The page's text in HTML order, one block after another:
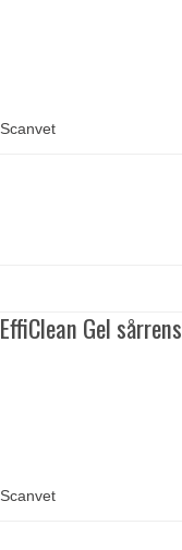
Scanvet
EffiClean Gel sårrens
Scanvet